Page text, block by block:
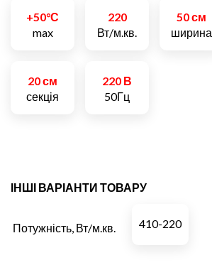
+50°С
max
220
Вт/м.кв.
50 см
ширина
20 см
секція
220 В
50Гц
ІНШІ ВАРІАНТИ ТОВАРУ
Потужність, Вт/м.кв. 410-220